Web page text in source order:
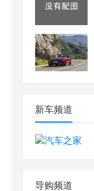
新车频道
导购频道